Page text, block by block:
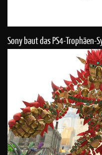
Sony baut das PS4-Trophäen-